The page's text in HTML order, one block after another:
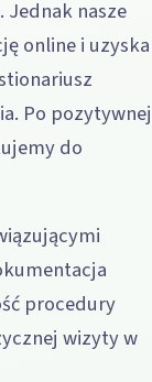
Jednak nasze
online i
Po pozytywnej
do
procedury
wizyty w